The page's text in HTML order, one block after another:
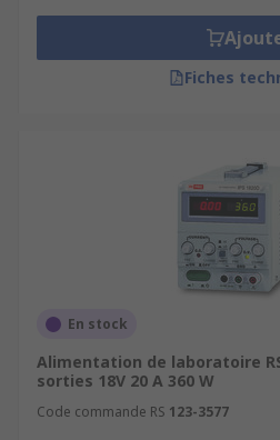
Multimètres numériques,
Accessoires de mesure.
Fiches
En stock
Alimentation de laboratoire
sorties 18V 20 A 360 W
Code commande RS 123-3577